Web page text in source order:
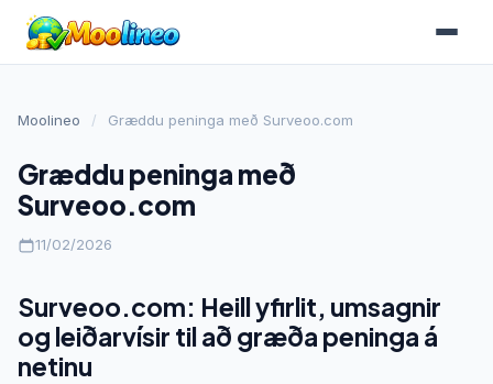
Moolineo / Græddu peninga með Surveoo.com
Græddu peninga með
Surveoo.com
11/02/2026
Surveoo.com: Heill yfirlit, umsagnir
og leiðarvísir til að græða peninga á
netinu